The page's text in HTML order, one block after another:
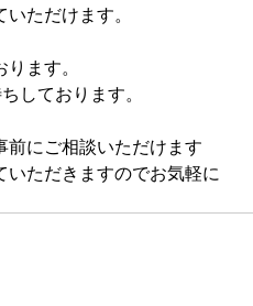
ただけます。
ます。
しております。
前にご相談いただけます
いただきますのでお気軽に